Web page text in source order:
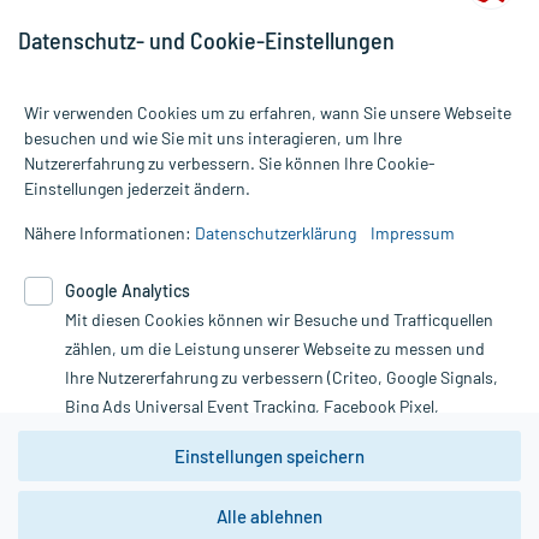
Alle Preise gelten inkl. MwSt., ggf. zzgl. Versandkosten
Informationen auf dieser Website werden ausschließlich für
die Untersuchung und Behandlung durch einen Arzt. Bitte
Therapien eingeleitet werden können. | Diese Webseite benutzt
Google Analytics. Lesen Sie bitte dazu die wichtigen Hinweise in
unserer Datenschutzerklärung. Für den Widerruf einer Bestellung
nutzen Sie das Formular:
Vertrag widerrufen
*Hinweise zu unseren Aktionen und Bewertungen
Datenschutz- und Cookie-Einstellungen
Wir verwenden Cookies um zu erfahren, wann Sie unsere Webseite
besuchen und wie Sie mit uns interagieren, um Ihre
Nutzererfahrung zu verbessern. Sie können Ihre Cookie-
Einstellungen jederzeit ändern.
Nähere Informationen: Datenschutzerklärung Impressum
Google Analytics
Mit diesen Cookies können wir Besuche und Trafficquellen
zählen, um die Leistung unserer Webseite zu messen und
Ihre Nutzererfahrung zu verbessern (Criteo, Google Signals,
Bing Ads Universal Event Tracking, Facebook Pixel,
Youtube-Social Plugin).
Wir weisen darauf hin, dass die
zwingend den Europäischen Anforderungen gem. EU-
Einstellungen speichern
Alle ablehnen